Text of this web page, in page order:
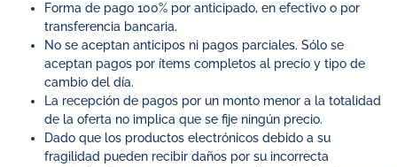
Forma de pago 100% por anticipado, en efectivo o por
transferencia bancaria.
No se aceptan anticipos ni pagos parciales. Sólo se
aceptan pagos por ítems completos al precio y tipo de
cambio del día.
La recepción de pagos por un monto menor a la totalidad
de la oferta no implica que se fije ningún precio.
Dado que los productos electrónicos debido a su
fragilidad pueden recibir daños por su incorrecta